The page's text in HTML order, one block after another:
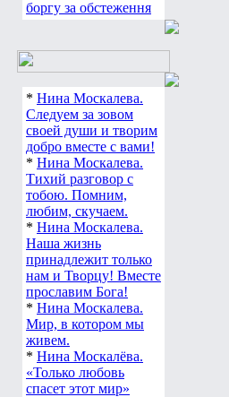
боргу за обстеження
* Нина Москалева.
Следуем за зовом
своей души и творим
добро вместе с вами!
* Нина Москалева.
Тихий разговор с
тобою. Помним,
любим, скучаем.
* Нина Москалева.
Наша жизнь
принадлежит только
нам и Творцу! Вместе
прославим Бога!
* Нина Москалева.
Мир, в котором мы
живем.
* Нина Москалёва.
«Только любовь
спасет этот мир»